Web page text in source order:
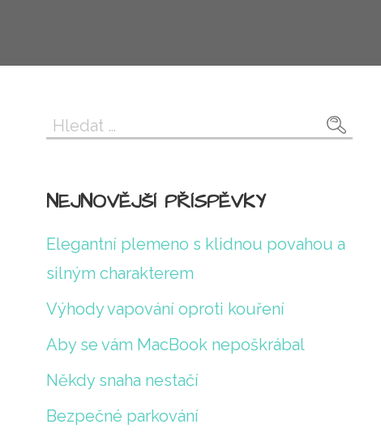
Vyhledávání
NEJNOVĚJŠÍ PŘÍSPĚVKY
Elegantní plemeno s klidnou povahou a
silným charakterem
Výhody vapování oproti kouření
Aby se vám MacBook nepoškrábal
Někdy snaha nestačí
Bezpečné parkování